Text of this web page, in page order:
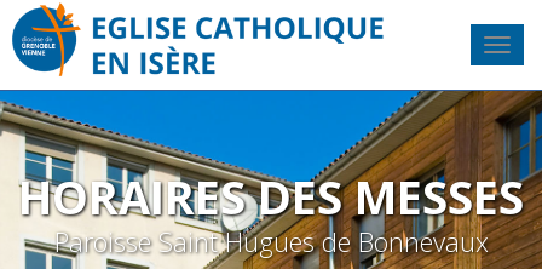
HORAIRES DES MESSES
Paroisse Saint Hugues de Bonnevaux